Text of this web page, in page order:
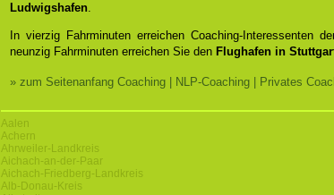
Ludwigshafen.
In vierzig Fahrminuten erreichen Coaching-Interessenten
neunzig Fahrminuten erreichen Sie den Flughafen in
» zum Seitenanfang Coaching | NLP-Coaching | Privates
Aalen
Achern
Ahrweiler-Landkreis
Aichach-an-der-Paar
Aichach-Friedberg-Landkreis
Alb-Donau-Kreis